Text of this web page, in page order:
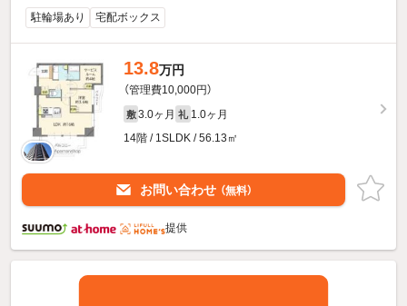
駐輪場あり
宅配ボックス
13.8万円
（管理費10,000円）
敷 3.0ヶ月 礼 1.0ヶ月
14階 / 1SLDK / 56.13㎡
お問い合わせ （無料）
提供